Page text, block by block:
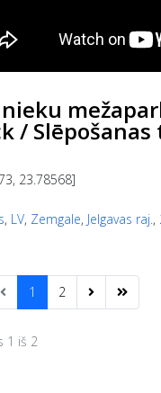
/ Slēpošanas
23.78568]
, LV, Zemgale, Jelgavas raj.,
1 2
1 iš 2